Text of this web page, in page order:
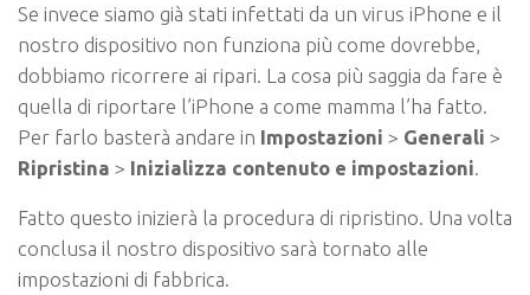
Se invece siamo già stati infettati da un virus iPhone e il
nostro dispositivo non funziona più come dovrebbe,
dobbiamo ricorrere ai ripari. La cosa più saggia da fare è
quella di riportare l’iPhone a come mamma l’ha fatto.
Per farlo basterà andare in Impostazioni > Generali >
Ripristina > Inizializza contenuto e impostazioni
Fatto questo inizierà la procedura di ripristino. Una volta
conclusa il nostro dispositivo sarà tornato alle
impostazioni di fabbrica.